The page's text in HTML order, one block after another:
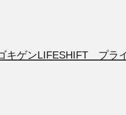
キゲンLIFESHIFT プラ